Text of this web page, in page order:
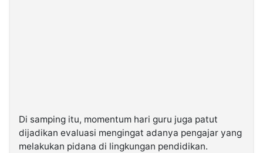
Di samping itu, momentum hari guru juga patut
dijadikan evaluasi mengingat adanya pengajar yang
melakukan pidana di lingkungan pendidikan.